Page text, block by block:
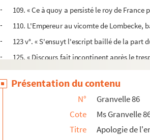
109. « Ce à quoy a persisté le roy de
110. L'Empereur au vicomte de Lombecke,
123 v°. « S'ensuyt l'escript baillé de la part
125. « Discours fait incontinent après le
137. « Lectre privée responsive d'amis à
146. Bref du pape Paul III à l'Empereur.
146 v°. Réponse de l'Empereur au bref du
151. Lettre du collège des cardinaux à
151 v°. Réponse de l'Empereur. Monçon,
Présentation du contenu
N°
Granvelle 86
Cote
Ms Granvelle
Titre
Apologie de